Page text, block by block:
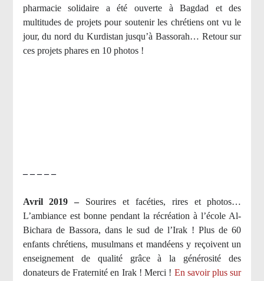
pharmacie solidaire a été ouverte à Bagdad et des
multitudes de projets pour soutenir les chrétiens ont vu le
jour, du nord du Kurdistan jusqu’à Bassorah… Retour sur
ces projets phares en 10 photos !
– – – – –
Avril 2019 – Sourires et facéties, rires et photos…
L’ambiance est bonne pendant la récréation à l’école Al-
Bichara de Bassora, dans le sud de l’Irak ! Plus de 60
enfants chrétiens, musulmans et mandéens y reçoivent un
enseignement de qualité grâce à la générosité des
donateurs de Fraternité en Irak ! Merci ! En savoir plus sur